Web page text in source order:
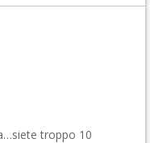
troppo 10